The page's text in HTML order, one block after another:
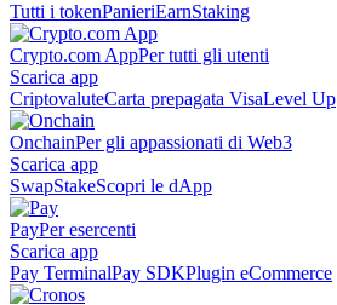
Tutti i tokenPanieriEarnStaking
Crypto.com AppPer tutti gli utenti
Scarica app
CriptovaluteCarta prepagata VisaLevel Up
OnchainPer gli appassionati di Web3
Scarica app
SwapStakeScopri le dApp
PayPer esercenti
Scarica app
Pay TerminalPay SDKPlugin eCommerce